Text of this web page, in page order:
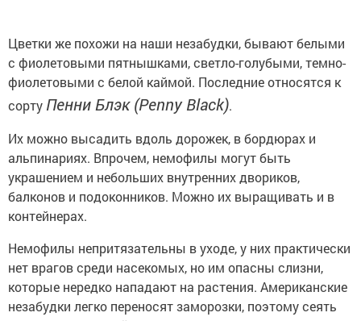
Цветки же похожи на наши незабудки, бывают белыми
с фиолетовыми пятнышками, светло-голубыми, темно-
фиолетовыми с белой каймой. Последние относятся к
сорту Пенни Блэк (Penny Black).
Их можно высадить вдоль дорожек, в бордюрах и
альпинариях. Впрочем, немофилы могут быть
украшением и небольших внутренних двориков,
балконов и подоконников. Можно их выращивать и в
контейнерах.
Немофилы непритязательны в уходе, у них практически
нет врагов среди насекомых, но им опасны слизни,
которые нередко нападают на растения. Американские
незабудки легко переносят заморозки, поэтому сеять